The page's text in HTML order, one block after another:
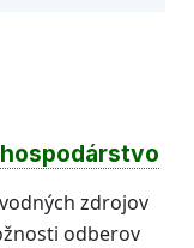
zdrojov
odberov